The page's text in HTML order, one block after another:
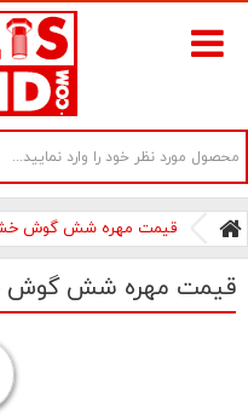
سامانه آنلاین فروش پیچ و
قیمت مهره شش گوش
قیمت مهره شش گوش